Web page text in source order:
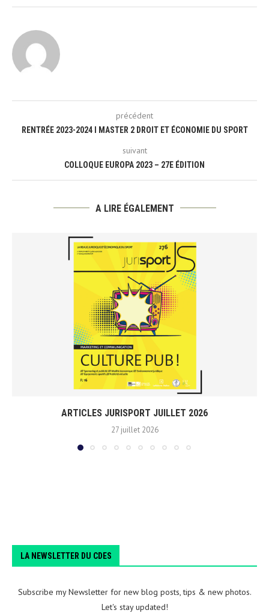
précédent
RENTRÉE 2023-2024 I MASTER 2 DROIT ET ÉCONOMIE DU SPORT
suivant
COLLOQUE EUROPA 2023 – 27E ÉDITION
A LIRE ÉGALEMENT
ARTICLES JURISPORT JUILLET 2026
27 juillet 2026
LA NEWSLETTER DU CDES
Subscribe my Newsletter for new blog posts, tips & new photos.
Let's stay updated!